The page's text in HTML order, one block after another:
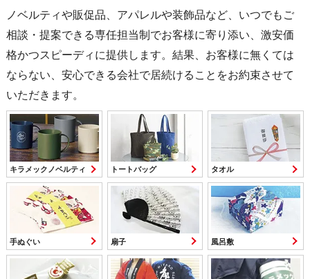
を作成しました！！
ノベルティや販促品、アパレルや装飾品など、いつでもご
相談・提案できる専任担当制でお客様に寄り添い、激安価
格かつスピーディに提供します。結果、お客様に無くては
ならない、安心できる会社で居続けることをお約束させて
いただきます。
キラメックノベルティ トートバッグ タオル
手ぬぐい 扇子 風呂敷